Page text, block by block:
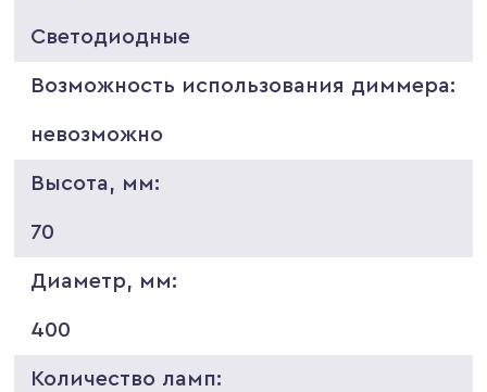
Светодиодные
Возможность использования диммера:
невозможно
Высота, мм:
70
Диаметр, мм:
400
Количество ламп: